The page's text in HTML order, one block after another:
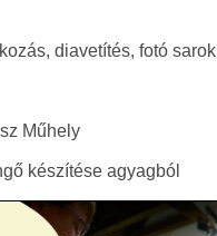
diavetítés, fotó sarok
Műhely
készítése agyagból